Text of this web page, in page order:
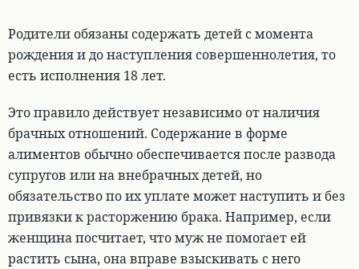
Родители обязаны содержать детей с момента
рождения и до наступления совершеннолетия, то
есть исполнения 18 лет.
Это правило действуетнезависимо от наличия
брачных отношений. Содержание в форме
алиментов обычно обеспечивается после развода
супругов или на внебрачных детей, но
обязательство по их уплате может наступить и без
привязки к расторжению брака. Например, если
женщина посчитает, что муж не помогает ей
растить сына, она вправе взыскивать с него